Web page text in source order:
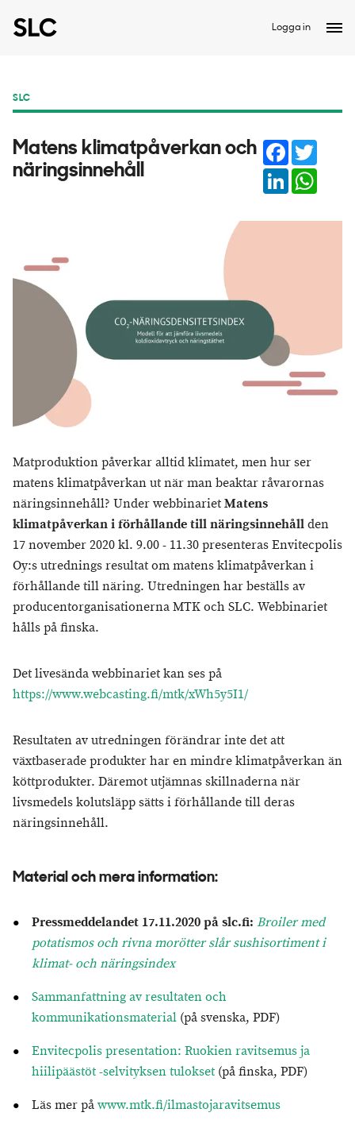
Logga in
SLC
Matens klimatpåverkan och
näringsinnehåll
Facebook
LinkedIn
Matproduktion påverkar alltid klimatet, men hur ser
matens klimatpåverkan ut när man beaktar råvarornas
näringsinnehåll? Under webbinarietMatens
klimatpåverkan i förhållande till näringsinnehållden
17 november 2020 kl. 9.00 - 11.30 presenteras Envitecpolis
Oy:s utrednings resultat om matens klimatpåverkan i
förhållande till näring. Utredningen har beställs av
producentorganisationerna MTK och SLC. Webbinariet
hålls på finska.
Det livesända webbinariet kan ses på
https://www.webcasting.fi/mtk/xWh5y5I1/
Resultaten av utredningen förändrar inte det att
växtbaserade produkter har en mindre klimatpåverkan än
köttprodukter. Däremot utjämnas skillnaderna när
livsmedels kolutsläpp sätts i förhållande till deras
näringsinnehåll.
Material och mera information:
Pressmeddelandet 17.11.2020 på slc.fi: Broiler med
potatismos och rivna morötter slår sushisortiment i
klimat- och näringsindex
Sammanfattning av resultaten och
kommunikationsmaterial (på svenska, PDF)
Envitecpolis presentation: Ruokien ravitsemus ja
hiilipäästöt -selvityksen tulokset (på finska, PDF)
Läs mer påwww.mtk.fi/ilmastojaravitsemus